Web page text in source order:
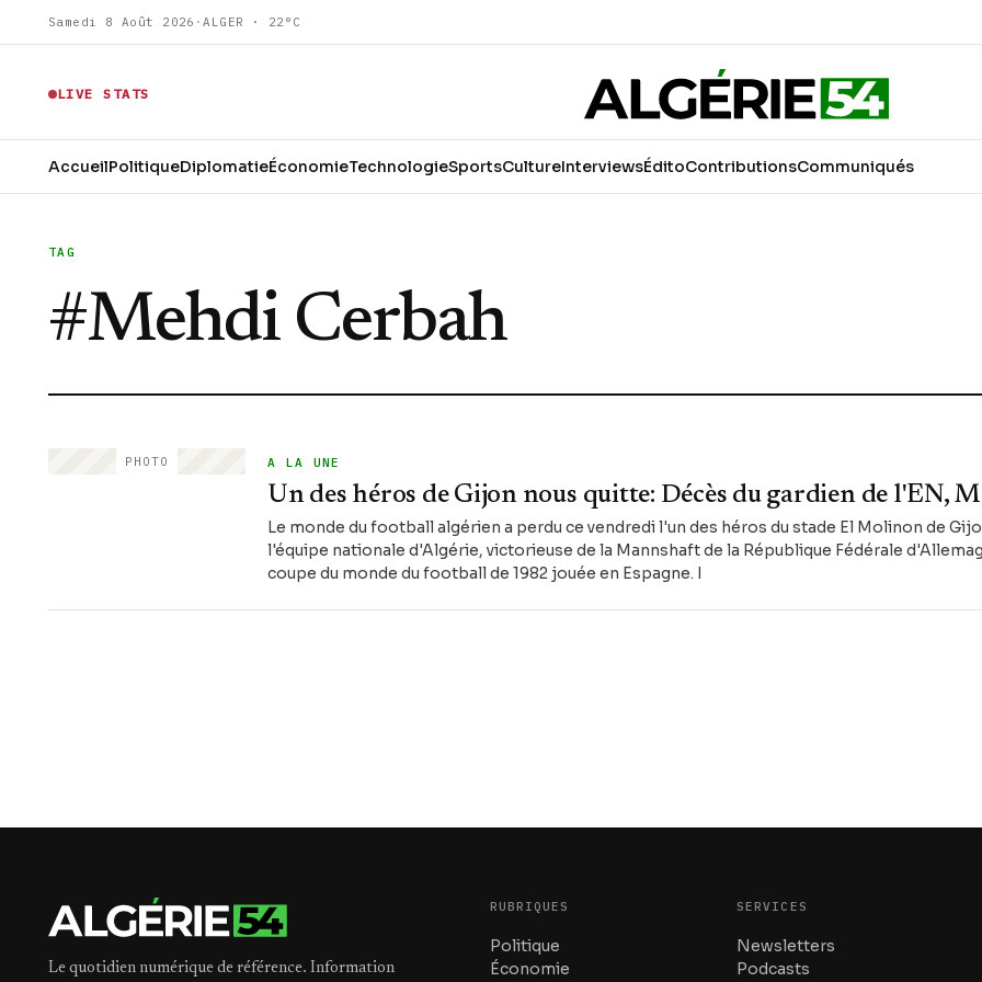
Samedi 8 Août 2026 ·ALGER · 22°C
LIVE STATS
AccueilPolitiqueDiplomatieÉconomieTechnologieSportsCultureInterviewsÉditoContributionsCommuniqués
TAG
#Mehdi Cerbah
PHOTO A LA UNE
Un des héros de Gijon nous quitte: Décès du gardien de l'EN,
Le monde du football algérien a perdu ce vendredi l'un des héros du stade El Molinon de
l'équipe nationale d'Algérie, victorieuse de la Mannshaft de la République Fédérale
coupe du monde du football de 1982 jouée en Espagne. I
Le quotidien numérique de référence. Information
RUBRIQUES
Politique
Économie
SERVICES
Newsletters
Podcasts